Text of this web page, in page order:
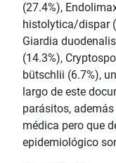
(27.4%),
histolytica/dispar
Giardia
(14.3%),
bütschlii (6.7%),
largo de este
parásitos,
médica pero que
epidemiológico